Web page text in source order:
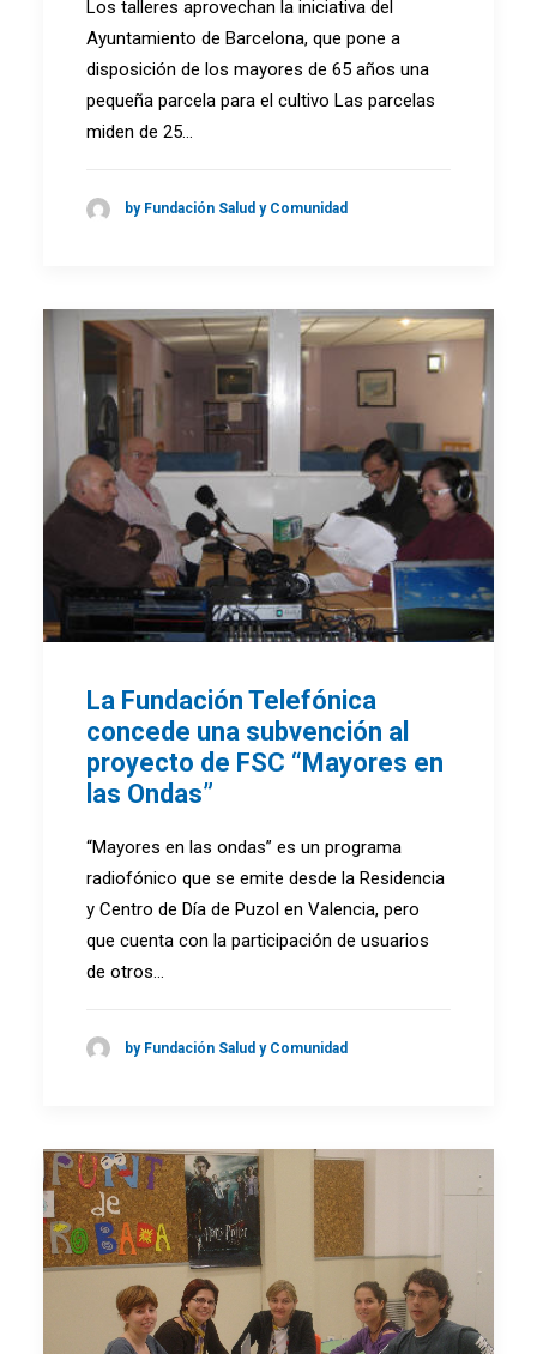
Los talleres aprovechan la iniciativa del
Ayuntamiento de Barcelona, que pone a
disposición de los mayores de 65 años una
pequeña parcela para el cultivo Las parcelas
miden de 25…
by Fundación Salud y Comunidad
La Fundación Telefónica
concede una subvención al
proyecto de FSC “Mayores en
las Ondas”
“Mayores en las ondas” es un programa
radiofónico que se emite desde la Residencia
y Centro de Día de Puzol en Valencia, pero
que cuenta con la participación de usuarios
de otros…
by Fundación Salud y Comunidad